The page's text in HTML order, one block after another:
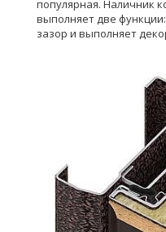
популярная. Наличник
выполняет две
зазор и выполняет